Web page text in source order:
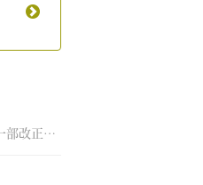
【ご案内】投資関係約款の一部改正について